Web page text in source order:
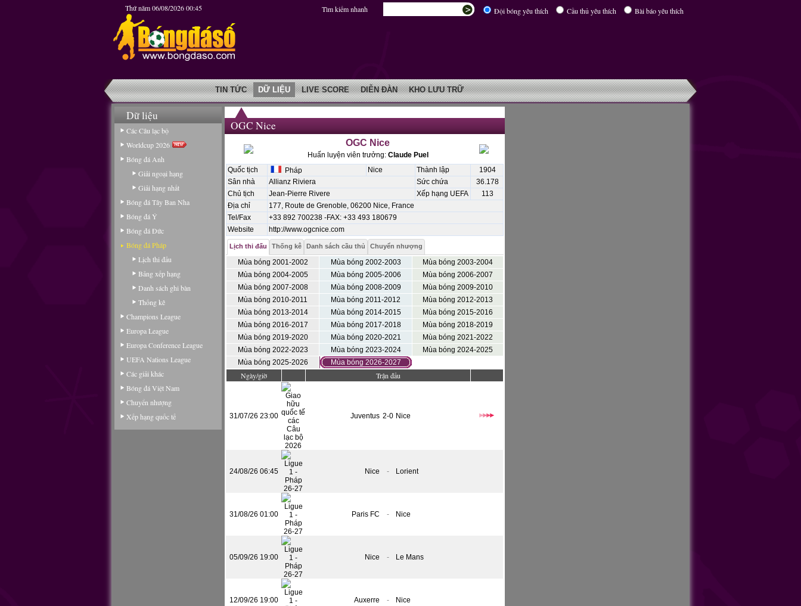
Thứ năm 06/08/2026 00:45 Đội bóng yêu thích Cầu thủ yêu thích Bài báo yêu thích
Tìm kiếm nhanh
TIN TỨC DỮ LIỆU LIVE SCORE DIỄN ĐÀN KHO LƯU TRỮ
Dữ liệu
Các Câu lạc bộ
Worldcup 2026
Bóng đá Anh
Giải ngoại hạng
Giải hạng nhất
Bóng đá Tây Ban Nha
Bóng đá Ý
Bóng đá Đức
Bóng đá Pháp
Lịch thi đấu
Bảng xếp hạng
Danh sách ghi bàn
Thống kê
Champions League
Europa League
Europa Conference League
UEFA Nations League
Các giải khác
Bóng đá Việt Nam
Chuyển nhượng
Xếp hạng quốc tế
OGC Nice
OGC Nice
Huấn luyện viên trưởng: Claude Puel
Quốc tịch
Pháp Nice Thành lập
1904
Sân nhà
Allianz Riviera Sức chứa
36.178
Chủ tịch
Jean-Pierre Rivere Xếp hạng UEFA
113
Địa chỉ
177, Route de Grenoble, 06200 Nice, France
Tel/Fax
+33 892 700238 -FAX: +33 493 180679
Website
http://www.ogcnice.com
Lịch thi đấu Thống kê Danh sách cầu thủ Chuyển nhượng
Mùa bóng 2001-2002 Mùa bóng 2002-2003
Mùa bóng 2003-2004
Mùa bóng 2004-2005
Mùa bóng 2005-2006
Mùa bóng 2006-2007
Mùa bóng 2007-2008
Mùa bóng 2008-2009
Mùa bóng 2009-2010
Mùa bóng 2010-2011
Mùa bóng 2011-2012
Mùa bóng 2012-2013
Mùa bóng 2013-2014
Mùa bóng 2014-2015
Mùa bóng 2015-2016
Mùa bóng 2016-2017
Mùa bóng 2017-2018
Mùa bóng 2018-2019
Mùa bóng 2019-2020
Mùa bóng 2020-2021
Mùa bóng 2021-2022
Mùa bóng 2022-2023
Mùa bóng 2023-2024
Mùa bóng 2024-2025
Mùa bóng 2025-2026
Mùa bóng 2026-2027
Ngày/giờ Trận đấu
31/07/26 23:00 Juventus 2-0 Nice
24/08/26 06:45 Nice - Lorient
31/08/26 01:00 Paris FC - Nice
05/09/26 19:00 Nice - Le Mans
12/09/26 19:00 Auxerre - Nice